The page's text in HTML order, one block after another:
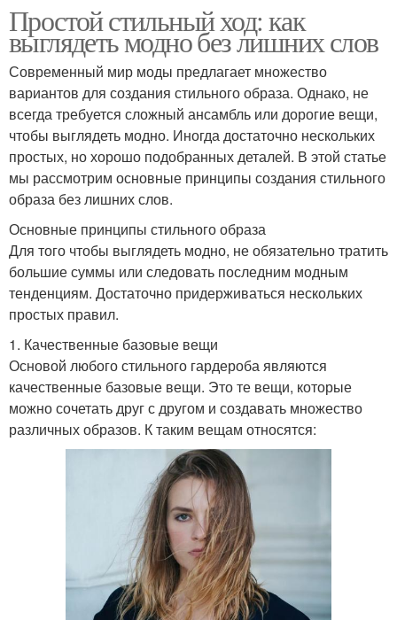
Простой стильный ход: как
выглядеть модно без лишних слов
Современный мир моды предлагает множество
вариантов для создания стильного образа. Однако, не
всегда требуется сложный ансамбль или дорогие вещи,
чтобы выглядеть модно. Иногда достаточно нескольких
простых, но хорошо подобранных деталей. В этой статье
мы рассмотрим основные принципы создания стильного
образа без лишних слов.
Основные принципы стильного образа
Для того чтобы выглядеть модно, не обязательно тратить
большие суммы или следовать последним модным
тенденциям. Достаточно придерживаться нескольких
простых правил.
1. Качественные базовые вещи
Основой любого стильного гардероба являются
качественные базовые вещи. Это те вещи, которые
можно сочетать друг с другом и создавать множество
различных образов. К таким вещам относятся: